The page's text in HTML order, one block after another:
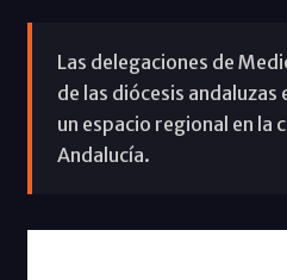
Las delegaciones de
de las diócesis andaluzas
un espacio regional en la
Andalucía.